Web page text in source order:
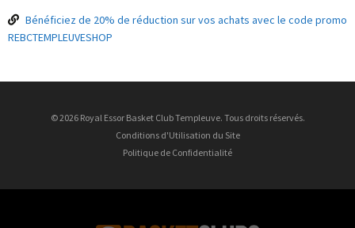
Bénéficiez de 20% de réduction sur vos achats avec le code promo
REBCTEMPLEUVESHOP
© 2026 Royal Essor Basket Club Templeuve. Tous droits réservés.
Conditions d'Utilisation du Site
Politique de Confidentialité